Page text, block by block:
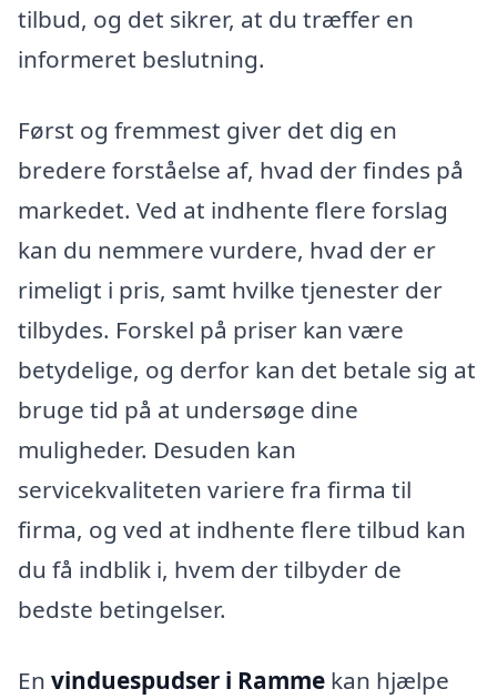
tilbud, og det sikrer, at du træffer en
informeret beslutning.
Først og fremmest giver det dig en
bredere forståelse af, hvad der findes på
markedet. Ved at indhente flere forslag
kan du nemmere vurdere, hvad der er
rimeligt i pris, samt hvilke tjenester der
tilbydes. Forskel på priser kan være
betydelige, og derfor kan det betale sig at
bruge tid på at undersøge dine
muligheder. Desuden kan
servicekvaliteten variere fra firma til
firma, og ved at indhente flere tilbud kan
du få indblik i, hvem der tilbyder de
bedste betingelser.
En vinduespudser i Ramme kan hjælpe